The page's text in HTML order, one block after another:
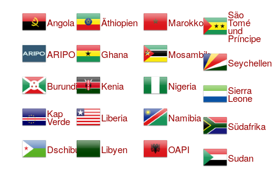
Angola
ARIPO
Burundi
Kap
Verde
Dschibuti
Äthiopien
Ghana
Kenia
Liberia
Libyen
Marokko
Mosambik
Nigeria
Namibia
OAPI
São
Tomé
und
Príncipe
Seychellen
Sierra
Leone
Südafrika
Sudan